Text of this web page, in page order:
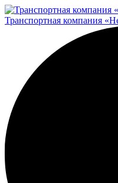
Транспортная компания